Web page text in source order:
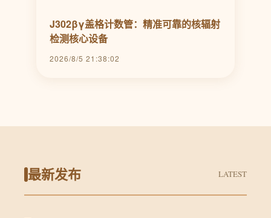
J302βγ盖格计数管：精准可靠的核辐射
检测核心设备
2026/8/5 21:38:02
最新发布 LATEST